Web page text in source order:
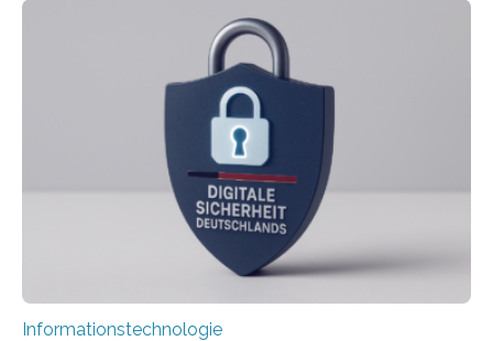
koordiniert wird. Ab dem 1. September werden sich
über einen Zeitraum von vier Jahren insgesamt 15
Promovierende im Rahmen von CAVECORE mit
kognitiven Robotern beschäftigen – also mit Robotern,
die mittels Sensoren ihre Umgebung erfassen,
Informationen verarbeiten und häufig auch mit…
Informationstechnologie